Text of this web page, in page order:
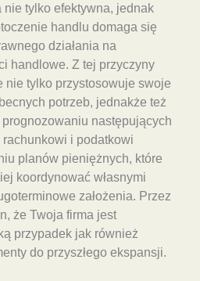
nie tylko efektywna, jednak
handlu domaga się
działania na
handlowe. Z tej przyczyny
nie tylko przystosowuje swoje
potrzeb, jednakże też
następujących
i podatkowi
planów pieniężnych, które
koordynować własnymi
założenia. Przez
że Twoja firma jest
przypadek jak również
do przyszłego ekspansji.